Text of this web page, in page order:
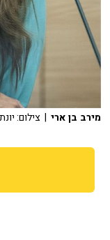
מירב בן ארי | צילום: